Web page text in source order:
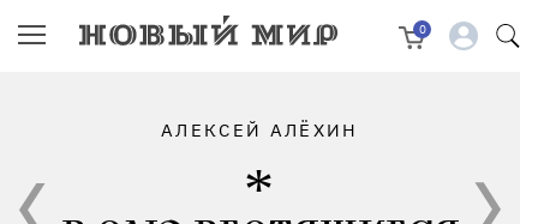
0
АЛЕКСЕЙ АЛЁХИН